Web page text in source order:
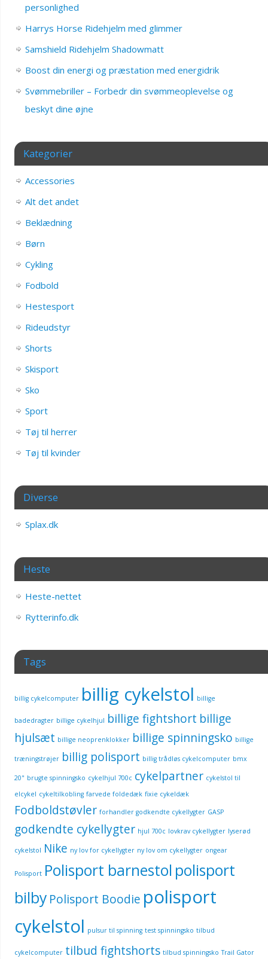
personlighed
Harrys Horse Ridehjelm med glimmer
Samshield Ridehjelm Shadowmatt
Boost din energi og præstation med energidrik
Svømmebriller – Forbedr din svømmeoplevelse og
beskyt dine øjne
Kategorier
Accessories
Alt det andet
Beklædning
Børn
Cykling
Fodbold
Hestesport
Rideudstyr
Shorts
Skisport
Sko
Sport
Tøj til herrer
Tøj til kvinder
Diverse
Splax.dk
Heste
Heste-nettet
Rytterinfo.dk
Tags
billig cykelcomputer billig cykelstol billige
badedragter billige cykelhjul billige fightshort billige
hjulsæt billige neoprenklokker billige spinningsko billige
træningstrøjer billig polisport billig trådløs cykelcomputer bmx
20" brugte spinningsko cykelhjul 700c cykelpartner cykelstol til
elcykel cykeltilkobling farvede foldedæk fixie cykeldæk
Fodboldstøvler forhandler godkendte cykellygter GASP
godkendte cykellygter hjul 700c lovkrav cykellygter lyserød
cykelstol Nike ny lov for cykellygter ny lov om cykellygter ongear
Polisport Polisport barnestol polisport
bilby Polisport Boodie polisport
cykelstol pulsur til spinning test spinningsko tilbud
cykelcomputer tilbud fightshorts tilbud spinningsko Trail Gator